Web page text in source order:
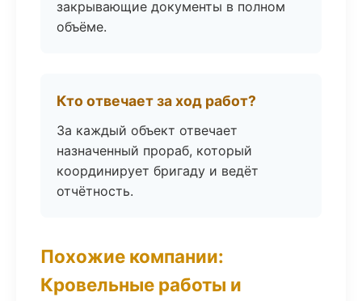
закрывающие документы в полном
объёме.
Кто отвечает за ход работ?
За каждый объект отвечает
назначенный прораб, который
координирует бригаду и ведёт
отчётность.
Похожие компании:
Кровельные работы и